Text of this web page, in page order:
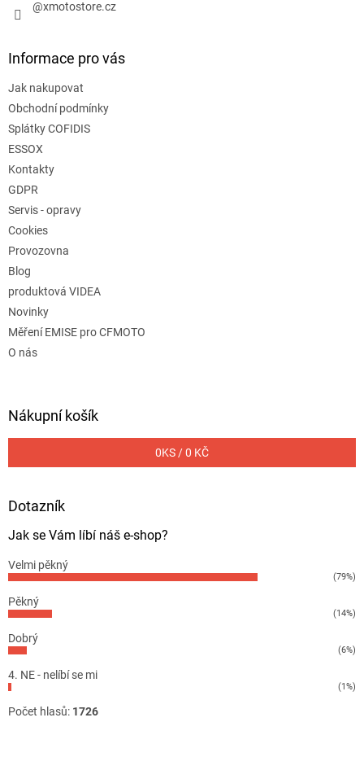
@xmotostore.cz
Informace pro vás
Jak nakupovat
Obchodní podmínky
Splátky COFIDIS
ESSOX
Kontakty
GDPR
Servis - opravy
Cookies
Provozovna
Blog
produktová VIDEA
Novinky
Měření EMISE pro CFMOTO
O nás
Nákupní košík
0KS /0 KČ
Dotazník
Jak se Vám líbí náš e-shop?
Velmi pěkný
(79%)
Pěkný
(14%)
Dobrý
(6%)
4. NE - nelíbí se mi
(1%)
Počet hlasů: 1726